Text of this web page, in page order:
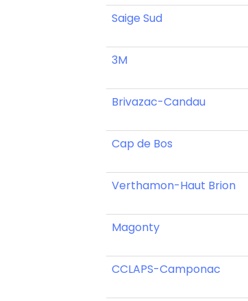
Saige Sud
3M
Brivazac-Candau
Cap de Bos
Verthamon-Haut Brion
Magonty
CCLAPS-Camponac